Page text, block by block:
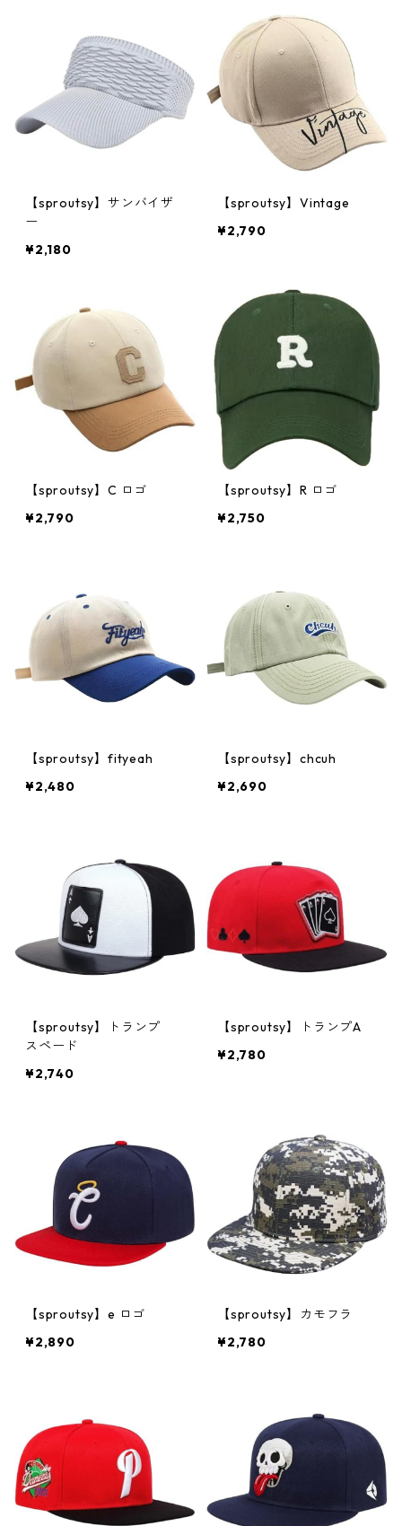
【sproutsy】サンバイザ
ー
¥2,180
【sproutsy】Vintage
¥2,790
【sproutsy】C ロゴ
¥2,790
【sproutsy】R ロゴ
¥2,750
【sproutsy】fityeah
¥2,480
【sproutsy】chcuh
¥2,690
【sproutsy】トランプ
スペード
¥2,740
【sproutsy】トランプA
¥2,780
【sproutsy】e ロゴ
¥2,890
【sproutsy】カモフラ
¥2,780